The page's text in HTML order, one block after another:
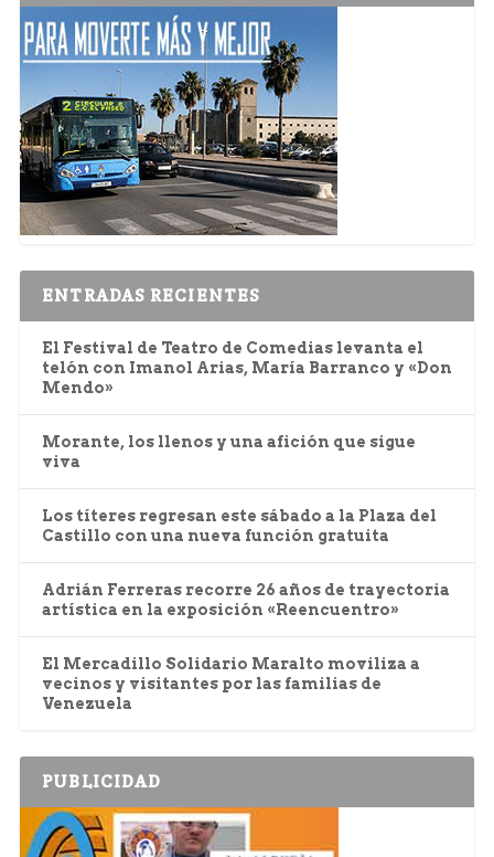
ENTRADAS RECIENTES
El Festival de Teatro de Comedias levanta el
telón con Imanol Arias, María Barranco y «Don
Mendo»
Morante, los llenos y una afición que sigue
viva
Los títeres regresan este sábado a la Plaza del
Castillo con una nueva función gratuita
Adrián Ferreras recorre 26 años de trayectoria
artística en la exposición «Reencuentro»
El Mercadillo Solidario Maralto moviliza a
vecinos y visitantes por las familias de
Venezuela
PUBLICIDAD